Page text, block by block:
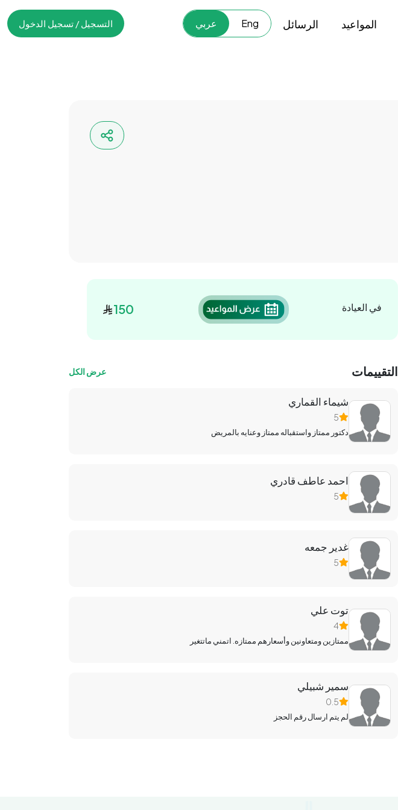
المواعيد الرسائل Eng عربي التسجيل / تسجيل الدخول
في العيادة 150
التقييمات عرض الكل
شيماء القماري
5
دكتور ممتاز واستقباله ممتاز وعنايه بالمريض
احمد عاطف قادري
5
غدير جمعه
5
توت علي
4
ممتازين ومتعاونين وأسعارهم ممتازه. اتمني ماتتغير
سمير شبيلي
0.5
لم يتم ارسال رقم الحجز